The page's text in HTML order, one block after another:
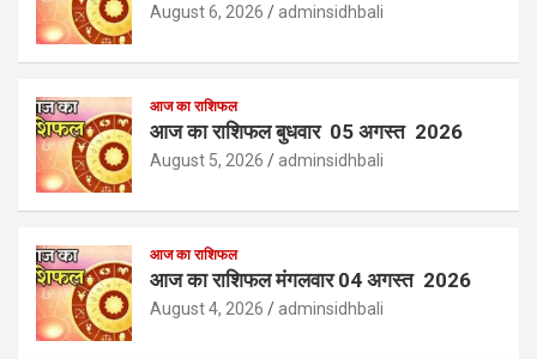
August 6, 2026 adminsidhbali
आज का राशिफल
आज का राशिफल बुधवार 05 अगस्त 2026
August 5, 2026 adminsidhbali
आज का राशिफल
आज का राशिफल मंगलवार 04 अगस्त 2026
August 4, 2026 adminsidhbali